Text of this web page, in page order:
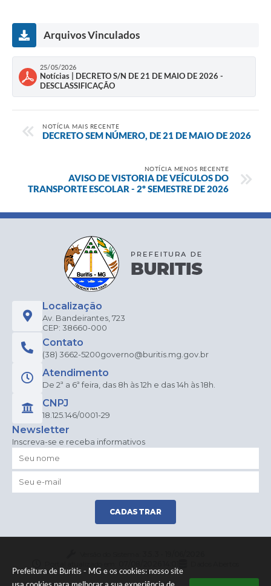
Prefeitura de Buritis - MG e os cookies: nosso site
Arquivos Vinculados
25/05/2026
Notícias | DECRETO S/N DE 21 DE MAIO DE 2026 -
DESCLASSIFICAÇÃO
NOTÍCIA MAIS RECENTE
DECRETO SEM NÚMERO, DE 21 DE MAIO DE 2026
NOTÍCIA MENOS RECENTE
AVISO DE VISTORIA DE VEÍCULOS DO
TRANSPORTE ESCOLAR - 2º SEMESTRE DE 2026
Localização
Av. Bandeirantes, 723
CEP: 38660-000
Contato
(38) 3662-5200governo@buritis.mg.gov.br
Atendimento
De 2ª a 6ª feira, das 8h às 12h e das 14h às 18h.
CNPJ
18.125.146/0001-29
Newsletter
Inscreva-se e receba informativos
CADASTRAR